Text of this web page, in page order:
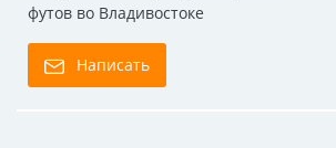
футов во Владивостоке
Написать